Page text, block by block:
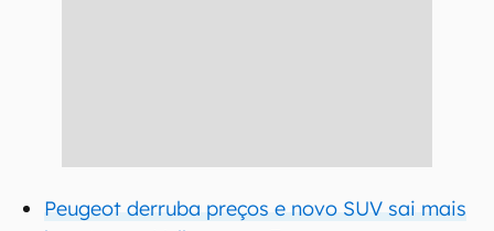
Peugeot derruba preços e novo SUV sai mais